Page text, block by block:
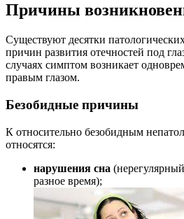
Причины
Существуют десятки
причин развития отечностей под
случаях симптом возникает
правым глазом.
Безобидные причины
К относительно безобидным
относятся:
нарушения сна
разное время);